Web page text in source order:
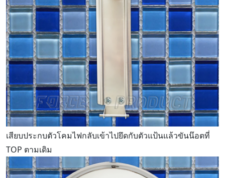
เสียบประกบตัวโคมไฟกลับเข้าไปยึดกับตัวแป้นแล้วขันน๊อตที่
TOP ตามเดิม